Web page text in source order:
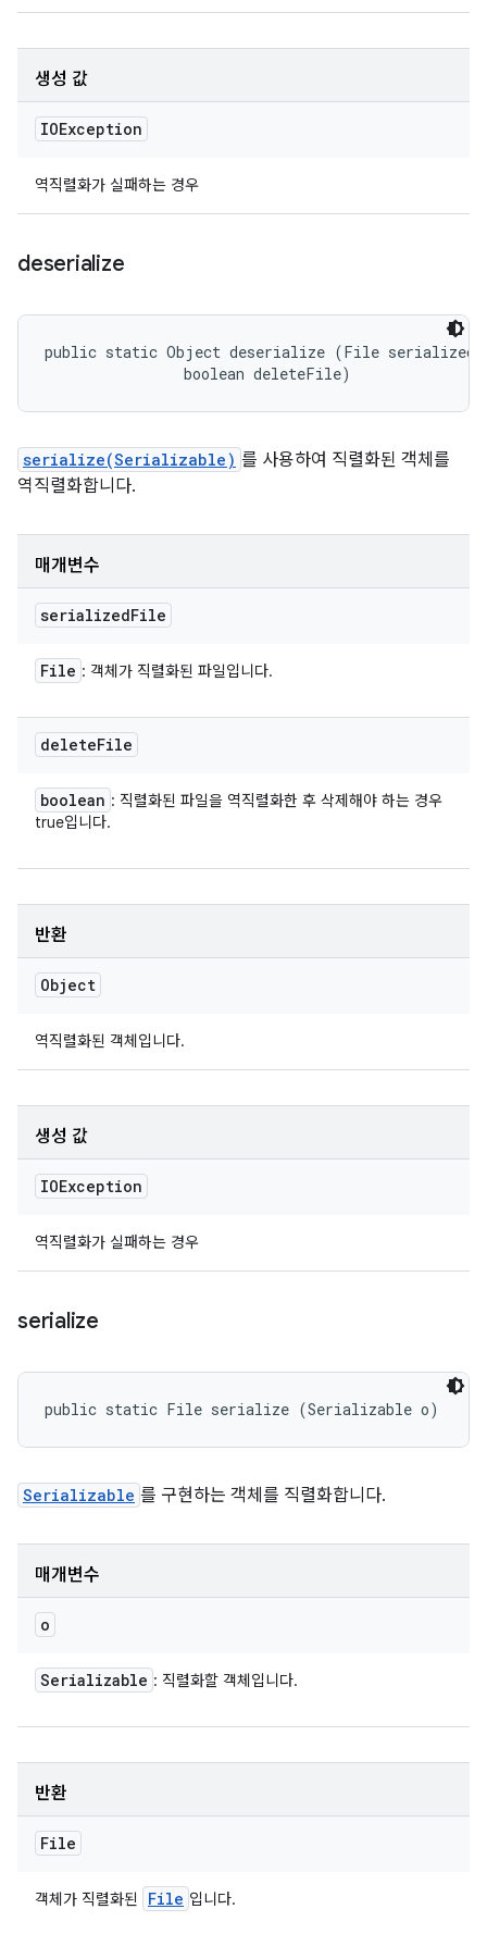
생성 값
IOException
역직렬화가 실패하는 경우
deserialize
public static Object deserialize (File
                boolean deleteFile)
serialize(Serializable) 를 사용하여 직렬화된 객체를
역직렬화합니다.
매개변수
serializedFile
File : 객체가 직렬화된 파일입니다.
deleteFile
boolean : 직렬화된 파일을 역직렬화한 후 삭제해야 하는 경우
true입니다.
반환
Object
역직렬화된 객체입니다.
생성 값
IOException
역직렬화가 실패하는 경우
serialize
public static File serialize (Serializable o)
Serializable 를 구현하는 객체를 직렬화합니다.
매개변수
o
Serializable : 직렬화할 객체입니다.
반환
File
객체가 직렬화된 File 입니다.